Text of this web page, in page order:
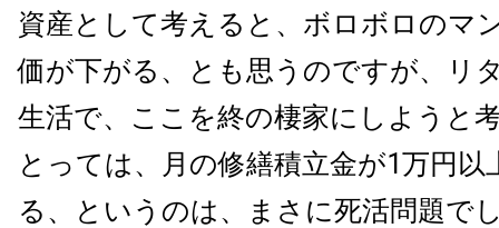
資産として考えると、ボロボロのマ
価が下がる、とも思うのですが、リ
生活で、ここを終の棲家にしようと
とっては、月の修繕積立金が1万円以
る、というのは、まさに死活問題で